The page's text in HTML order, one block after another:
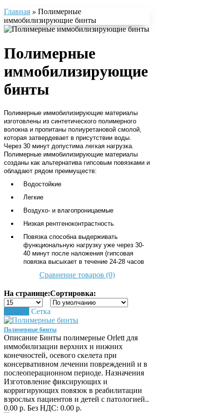
Главная » Полимерные
иммобилизирующие бинты
Полимерные
иммобилизирующие
бинты
Полимерные иммобилизирующие материалы
изготовлены из синтетического полимерного
волокна и пропитаны полиуретановой смолой,
которая затвердевает в присутствии воды.
Через 30 минут допустима легкая нагрузка.
Полимерные иммобилизирующие материалы
созданы как альтернатива гипсовым повязками и
обладают рядом преимуществ:
Водостойкие
Легкие
Воздухо- и влагопроницаемые
Низкая рентгеноконтрастность
Повязка способна выдерживать
функциональную нагрузку уже через 30-
40 минут после наложения (гипсовая
повязка высыхает в течение 24-28 часов
Сравнение товаров (0)
На странице:Сортировка:
Сетка
Полимерные бинты
Описание Бинты полимерные Orlett для
иммобилизации верхних и нижних
конечностей, осевого скелета при
консервативном лечении повреждений и в
послеоперационном периоде. Назначения
Изготовление фиксирующих и
корригирующих повязок в реабилитации
взрослых пациентов и детей с патологией..
0.00 р. Без НДС: 0.00 р.